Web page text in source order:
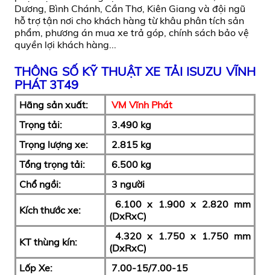
Dương, Bình Chánh, Cần Thơ, Kiên Giang và đội ngũ
hỗ trợ tận nơi cho khách hàng từ khâu phân tích sản
phẩm, phương án mua xe trả góp, chính sách bảo vệ
quyền lợi khách hàng...
THÔNG SỐ KỸ THUẬT XE TẢI ISUZU VĨNH
PHÁT 3T49
Hãng sản xuất:
VM Vĩnh Phát
Trọng tải:
3.490 kg
Trọng lượng xe:
2.815 kg
Tổng trọng tải:
6.500 kg
Chổ ngồi:
3 người
Kích thước xe:
6.100 x 1.900 x 2.820 mm
(DxRxC)
KT thùng kín:
4.320 x 1.750 x 1.750 mm
(DxRxC)
Lốp Xe:
7.00-15/7.00-15